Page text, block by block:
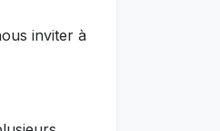
inviter à